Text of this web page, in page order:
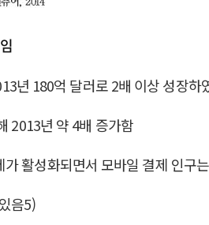
년 180억 달러로 2배 이상 성장
2013년 약 4배 증가함
활성화되면서 모바일 결제 인구
음5)